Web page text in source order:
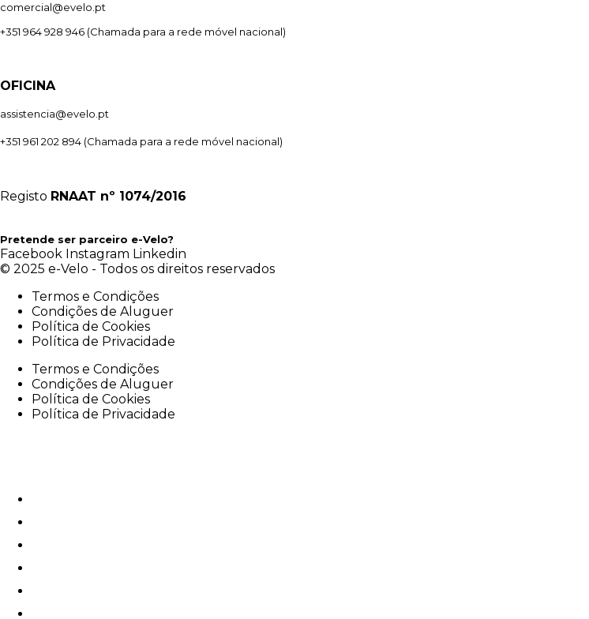
comercial@evelo.pt
+351 964 928 946 (Chamada para a rede móvel nacional)
OFICINA
assistencia@evelo.pt
+351 961 202 894 (Chamada para a rede móvel nacional)
Registo RNAAT nº 1074/2016
Pretende ser parceiro e-Velo?
Facebook Instagram Linkedin
© 2025 e-Velo - Todos os direitos reservados
Termos e Condições
Condições de Aluguer
Política de Cookies
Política de Privacidade
Termos e Condições
Condições de Aluguer
Política de Cookies
Política de Privacidade